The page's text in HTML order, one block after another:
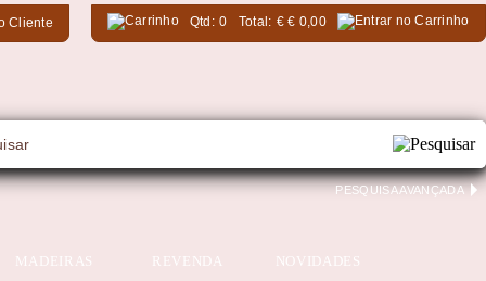
Cliente Qtd: 0 Total: €€ 0,00
PESQUISA AVANÇADA
MADEIRAS REVENDA NOVIDADES